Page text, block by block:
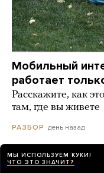
Мобильный
работает
Расскажите, как
там, где вы живете
РАЗБОР день назад
МЫ ИСПОЛЬЗУЕМ КУКИ!
ЧТО ЭТО ЗНАЧИТ?